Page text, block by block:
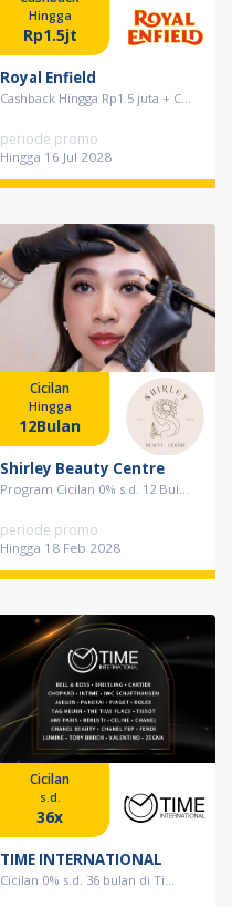
Hingga
Rp1.5jt
Royal Enfield
Cashback Hingga Rp1.5 juta + C...
periode promo
Hingga 16 Jul 2028
Cicilan
Hingga
12Bulan
Shirley Beauty Centre
Program Cicilan 0% s.d. 12 Bul...
periode promo
Hingga 18 Feb 2028
Cicilan
s.d.
36x
TIME INTERNATIONAL
Cicilan 0% s.d. 36 bulan di Ti...